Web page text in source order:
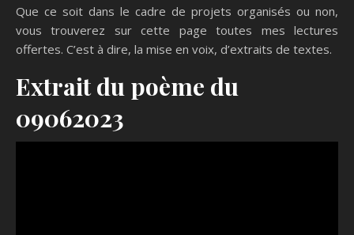
Que ce soit dans le cadre de projets organisés ou non,
vous trouverez sur cette page toutes mes lectures
offertes. C’est à dire, la mise en voix, d’extraits de textes.
Extrait du poème du
09062023